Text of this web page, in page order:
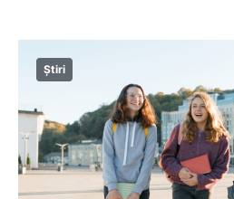
Știri